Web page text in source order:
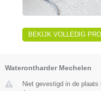
BEKIJK VOLLEDIG
Waterontharder Mechelen
Niet gevestigd in de